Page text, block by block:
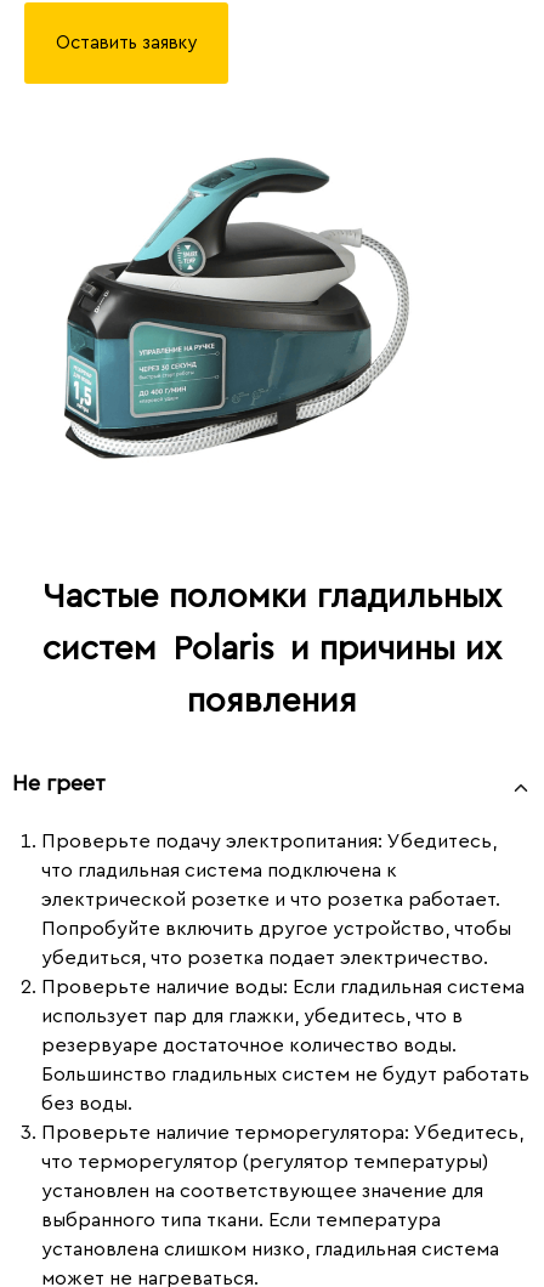
Оставить заявку
Частые поломки гладильных
систем
Polaris и причины их
появления
Не греет
Проверьте подачу электропитания: Убедитесь,
что гладильная система подключена к
электрической розетке и что розетка работает.
Попробуйте включить другое устройство, чтобы
убедиться, что розетка подает электричество.
Проверьте наличие воды: Если гладильная система
использует пар для глажки, убедитесь, что в
резервуаре достаточное количество воды.
Большинство гладильных систем не будут работать
без воды.
Проверьте наличие терморегулятора: Убедитесь,
что терморегулятор (регулятор температуры)
установлен на соответствующее значение для
выбранного типа ткани. Если температура
установлена слишком низко, гладильная система
может не нагреваться.